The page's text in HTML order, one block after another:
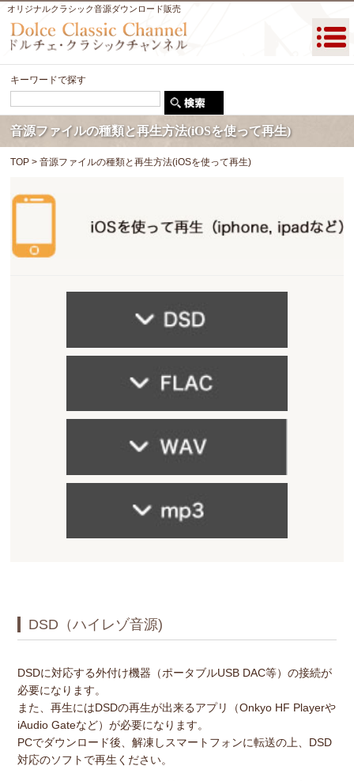
オリジナルクラシック音源ダウンロード販売
キーワードで探す
音源ファイルの種類と再生方法(iOSを使って再生)
TOP >音源ファイルの種類と再生方法(iOSを使って再生)
DSD（ハイレゾ音源)
DSDに対応する外付け機器（ポータブルUSB DAC等）の接続が
必要になります。
また、再生にはDSDの再生が出来るアプリ（Onkyo HF Playerや
iAudio Gateなど）が必要になります。
PCでダウンロード後、解凍しスマートフォンに転送の上、DSD
対応のソフトで再生ください。